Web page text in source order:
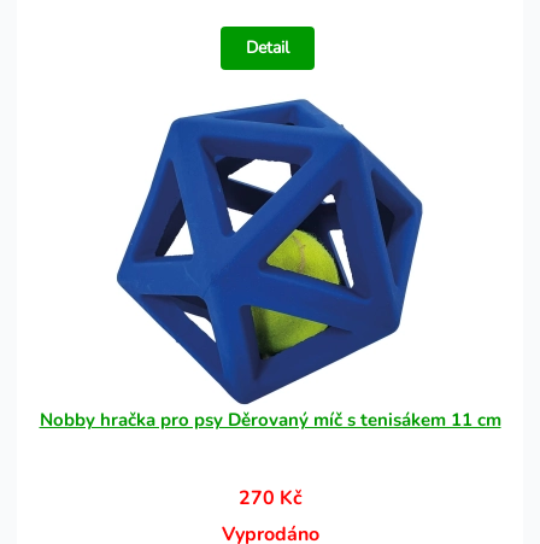
Detail
Nobby hračka pro psy Děrovaný míč s tenisákem 11 cm
270 Kč
Vyprodáno